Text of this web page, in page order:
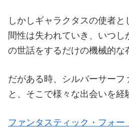
しかしギャラクタスの使者と
間性は失われていき、いつ
の世話をするだけの機械的な
だがある時、シルバーサーフ
と、そこで様々な出会いを経
ファンタスティック・フォー